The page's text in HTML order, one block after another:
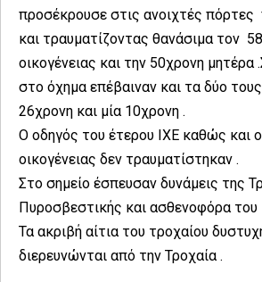
προσέκρουσε στις ανοιχτές
και τραυματίζοντας θανάσιμα τον
οικογένειας και την 50χρονη μητέρα
στο όχημα επέβαιναν και τα δύο τους
26χρονη και μία 10χρονη .
Ο οδηγός του έτερου ΙΧΕ καθώς και
οικογένειας δεν τραυματίστηκαν .
Στο σημείο έσπευσαν δυνάμεις της
Πυροσβεστικής και ασθενοφόρα του
Τα ακριβή αίτια του τροχαίου
διερευνώνται από την Τροχαία .